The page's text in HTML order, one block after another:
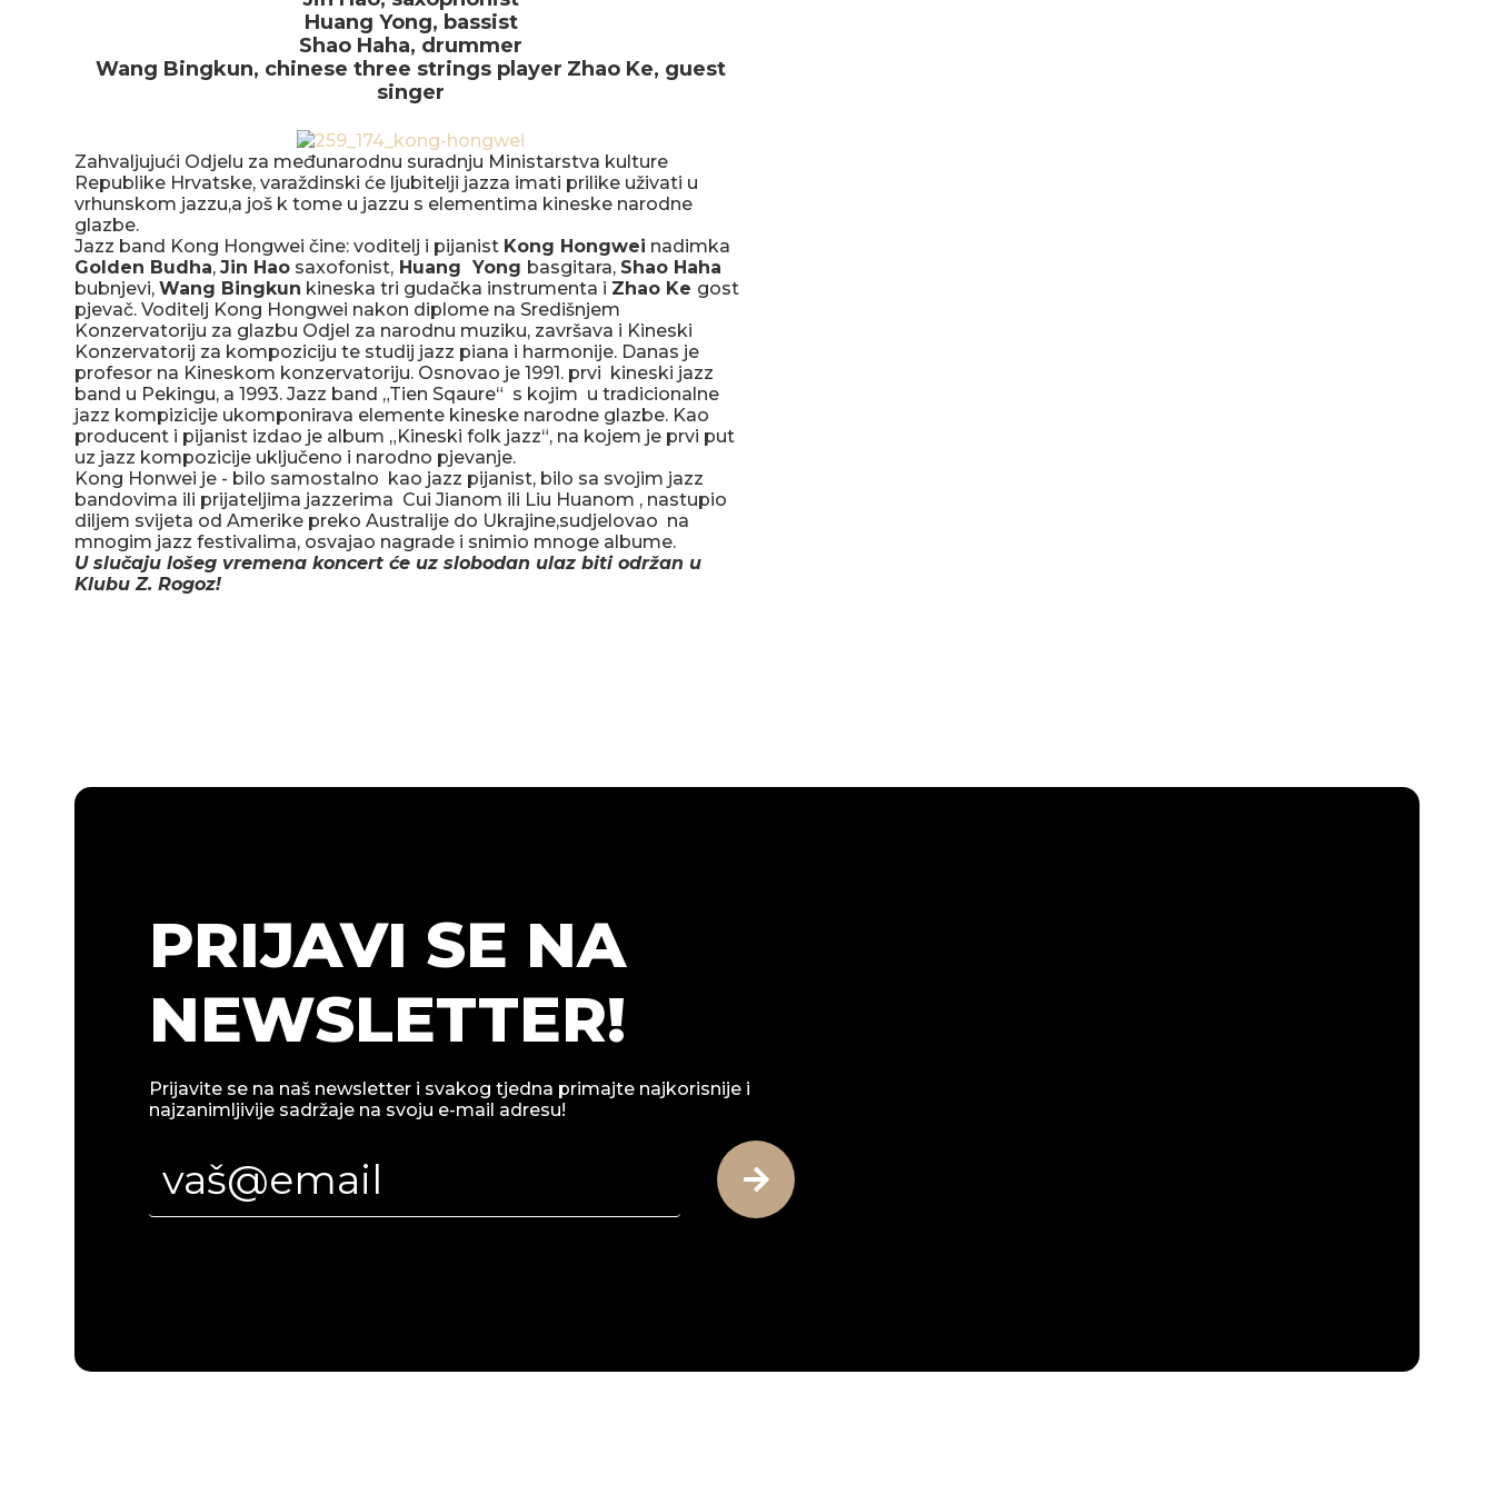
Huang Yong, bassist
Shao Haha, drummer
Wang Bingkun, chinese three strings player Zhao Ke, guest
singer
Zahvaljujući Odjelu za međunarodnu suradnju Ministarstva kulture
Republike Hrvatske, varaždinski će ljubitelji jazza imati prilike uživati u
vrhunskom jazzu,a još k tome u jazzu s elementima kineske narodne
glazbe.
Jazz band Kong Hongwei čine: voditelj i pijanist Kong Hongwei nadimka
Golden Budha,Jin Hao saxofonist, Huang Yong basgitara, Shao Haha
bubnjevi,Wang Bingkun kineska tri gudačka instrumenta i Zhao Ke gost
pjevač. Voditelj Kong Hongwei nakon diplome na Središnjem
Konzervatoriju za glazbu Odjel za narodnu muziku, završava i Kineski
Konzervatorij za kompoziciju te studij jazz piana i harmonije. Danas je
profesor na Kineskom konzervatoriju. Osnovao je 1991. prvi kineski jazz
band u Pekingu, a 1993. Jazz band „Tien Sqaure“ s kojim u tradicionalne
jazz kompizicije ukomponirava elemente kineske narodne glazbe. Kao
producent i pijanist izdao je album „Kineski folk jazz“, na kojem je prvi put
uz jazz kompozicije uključeno i narodno pjevanje.
Kong Honwei je - bilo samostalno kao jazz pijanist, bilo sa svojim jazz
bandovima ili prijateljima jazzerima Cui Jianom ili Liu Huanom , nastupio
diljem svijeta od Amerike preko Australije do Ukrajine,sudjelovao na
mnogim jazz festivalima, osvajao nagrade i snimio mnoge albume.
U slučaju lošeg vremena koncert će uz slobodan ulaz biti održan u
Klubu Z. Rogoz!
PRIJAVI SE NA
NEWSLETTER!
Prijavite se na naš newsletter i svakog tjedna primajte najkorisnije i
najzanimljivije sadržaje na svoju e-mail adresu!